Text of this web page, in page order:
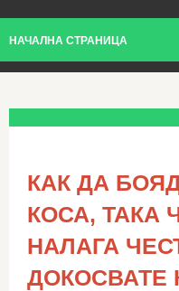
НАЧАЛНА СТРАНИЦА
КАК ДА
КОСА, ТАКА
НАЛАГА
ДОКОСВАТЕ